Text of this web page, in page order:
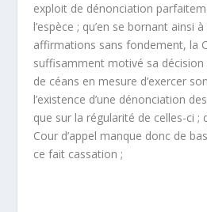
exploit de dénonciation
l’espèce ; qu’en se bornant ainsi
affirmations sans fondement, la
suffisamment motivé sa décision
de céans en mesure d’exercer
l’existence d’une dénonciation
que sur la régularité de celles-ci ;
Cour d’appel manque donc de
ce fait cassation ;